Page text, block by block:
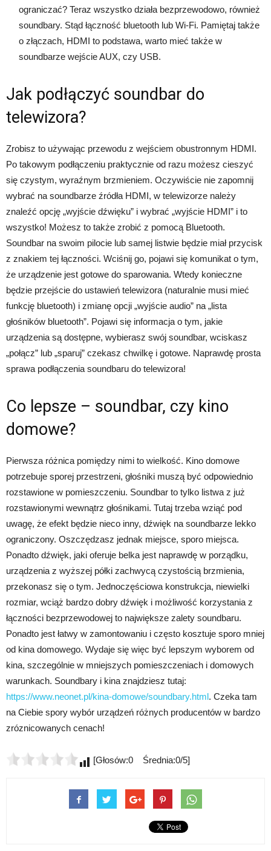
ograniczać? Teraz wszystko działa bezprzewodowo, również
soundbary. Stąd łączność bluetooth lub Wi-Fi. Pamiętaj także
o złączach, HDMI to podstawa, warto mieć także w
soundbarze wejście AUX, czy USB.
Jak podłączyć soundbar do
telewizora?
Zrobisz to używając przewodu z wejściem obustronnym HDMI.
Po takowym podłączeniu praktycznie od razu możesz cieszyć
się czystym, wyraźnym brzmieniem. Oczywiście nie zapomnij
wybrać na soundbarze źródła HDMI, w telewizorze należy
znaleźć opcję „wyjście dźwięku” i wybrać „wyjście HDMI” i to
wszystko! Możesz to także zrobić z pomocą Bluetooth.
Soundbar na swoim pilocie lub samej listwie będzie miał przycisk
z znakiem tej łączności. Wciśnij go, pojawi się komunikat o tym,
że urządzenie jest gotowe do sparowania. Wtedy konieczne
będzie przejście do ustawień telewizora (naturalnie musi mieć
funkcję bluetooth) i zmianę opcji „wyjście audio” na „lista
głośników bluetooth”. Pojawi się informacja o tym, jakie
urządzenia są dostępne, wybierasz swój soundbar, wciskasz
„połącz” lub „sparuj” czekasz chwilkę i gotowe. Naprawdę prosta
sprawa podłączenia soundbaru do telewizora!
Co lepsze – soundbar, czy kino
domowe?
Pierwsza różnica pomiędzy nimi to wielkość. Kino domowe
potrzebuje sporej przestrzeni, głośniki muszą być odpowiednio
rozstawione w pomieszczeniu. Soundbar to tylko listwa z już
rozstawionymi wewnątrz głośnikami. Tutaj trzeba wziąć pod
uwagę, że efekt będzie nieco inny, dźwięk na soundbarze lekko
ograniczony. Oszczędzasz jednak miejsce, sporo miejsca.
Ponadto dźwięk, jaki oferuje belka jest naprawdę w porządku,
urządzenia z wyższej półki zachwycą czystością brzmienia,
przekonasz się o tym. Jednoczęściowa konstrukcja, niewielki
rozmiar, wciąż bardzo dobry dźwięk i możliwość korzystania z
łączności bezprzewodowej to największe zalety soundbaru.
Ponadto jest łatwy w zamontowaniu i często kosztuje sporo mniej
od kina domowego. Wydaje się więc być lepszym wyborem od
kina, szczególnie w mniejszych pomieszczeniach i domowych
warunkach. Soundbary i kina znajdziesz tutaj:
https://www.neonet.pl/kina-domowe/soundbary.html. Czeka tam
na Ciebie spory wybór urządzeń różnych producentów w bardzo
zróznicowanych cenach!
[Głosów:0 Średnia:0/5]